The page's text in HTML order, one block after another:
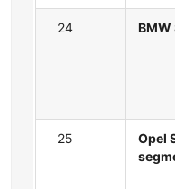
24 BMW
25
Opel